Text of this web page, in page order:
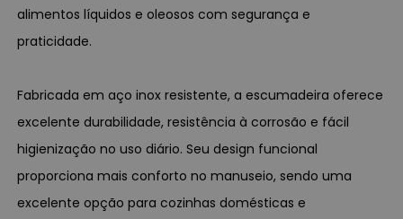
alimentos líquidos e oleosos com segurança e
praticidade.
Fabricada em aço inox resistente, a escumadeira oferece
excelente durabilidade, resistência à corrosão e fácil
higienização no uso diário. Seu design funcional
proporciona mais conforto no manuseio, sendo uma
excelente opção para cozinhas domésticas e